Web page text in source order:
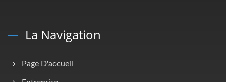
La Navigation
Page D'accueil